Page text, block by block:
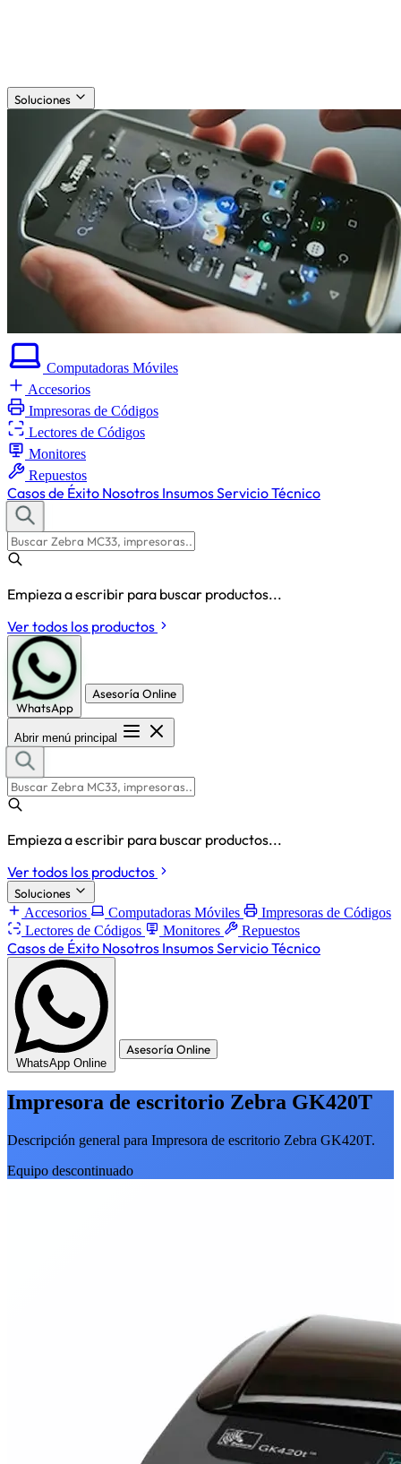
Soluciones
Computadoras Móviles
Accesorios
Impresoras de Códigos
Lectores de Códigos
Monitores
Repuestos
Casos de Éxito Nosotros InsumosServicio Técnico
Empieza a escribir para buscar productos...
Ver todos los productos
WhatsApp
Asesoría Online
Abrir menú principal
Empieza a escribir para buscar productos...
Ver todos los productos
Soluciones
Accesorios Computadoras Móviles
Impresoras de Códigos
Lectores de Códigos
Monitores Repuestos
Casos de Éxito Nosotros InsumosServicio Técnico
WhatsApp Online
Asesoría Online
Impresora de escritorio Zebra GK420T
Descripción general para Impresora de escritorio Zebra GK420T.
Equipo descontinuado